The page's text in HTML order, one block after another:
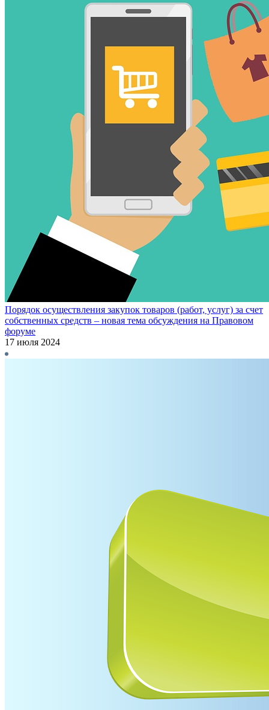
Порядок осуществления закупок товаров (работ, услуг) за счет
собственных средств – новая тема обсуждения на Правовом
форуме
17 июля 2024